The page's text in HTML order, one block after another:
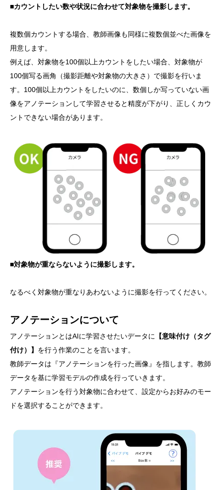
■カウントしたい数や状況に合わせて対象物を撮影します。
複数個カウントする場合、教師画像も同様に複数個並べた画像を
用意します。
例えば、対象物を100個以上カウントをしたい場合、対象物が
100個写る画角（撮影距離や対象物の大きさ）で撮影を行いま
す。100個以上カウントをしたいのに、数個しか写っていない画
像をアノテーションして学習させると精度が下がり、正しくカウ
ントできない場合があります。
■対象物が重ならないように撮影します。
なるべく対象物が重なりあわないように撮影を行ってください。
アノテーションについて
アノテーションとはAIに学習させたいデータに 【意味付け（タグ
付け）】 を行う作業のことを言います。
教師データは『アノテーションを行った画像』を指します。教師
データを基に学習モデルの作成を行っていきます。
アノテーションを行う対象物に合わせて、設定からお好みのモー
ドを選択することができます。